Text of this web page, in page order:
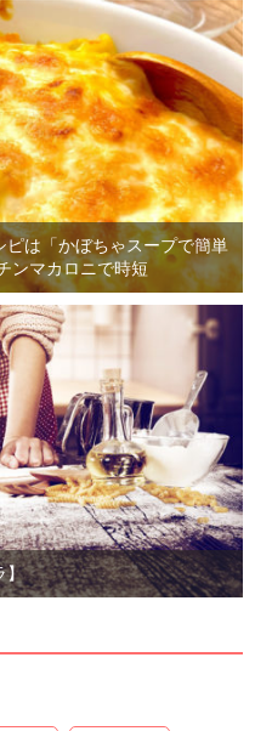
は「かぼちゃスープで簡単
ンマカロニで時短
】